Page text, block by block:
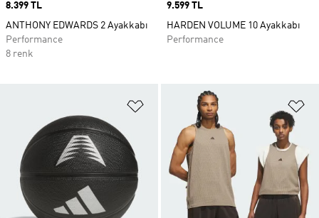
Price
8.399 TL
ANTHONY EDWARDS 2 Ayakkabı
Performance
8 renk
Price
9.599 TL
HARDEN VOLUME 10 Ayakkabı
Performance
Favori Listesine Ekle